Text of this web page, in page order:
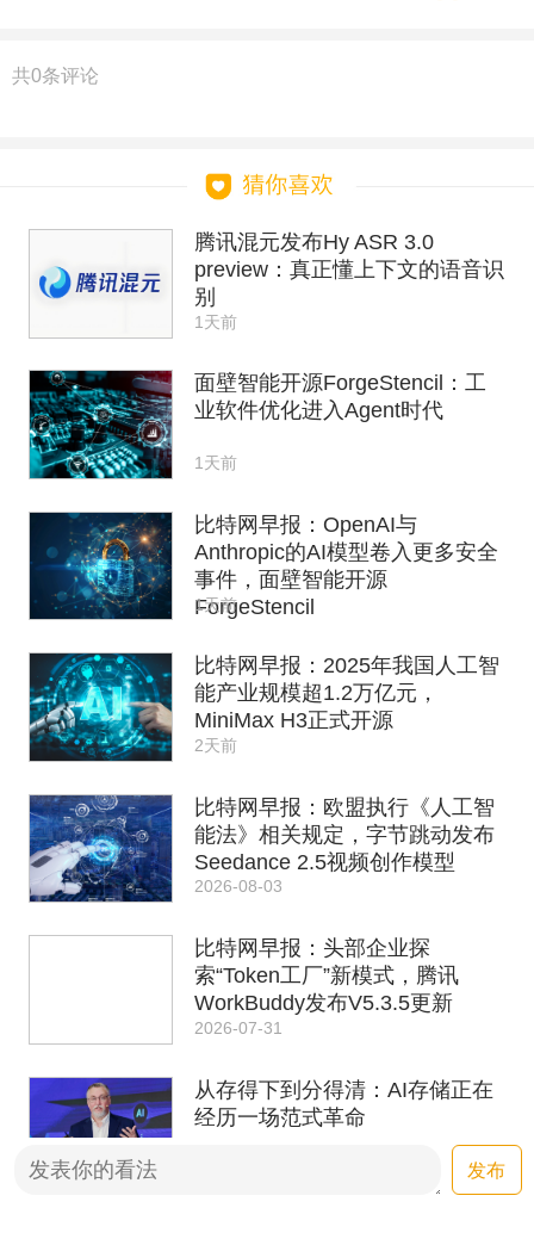
共0条评论
腾讯混元发布Hy ASR 3.0
preview：真正懂上下文的语音识
别
1天前
面壁智能开源ForgeStencil：工
业软件优化进入Agent时代
1天前
比特网早报：OpenAI与
Anthropic的AI模型卷入更多安全
事件，面壁智能开源
ForgeStencil
1天前
比特网早报：2025年我国人工智
能产业规模超1.2万亿元，
MiniMax H3正式开源
2天前
比特网早报：欧盟执行《人工智
能法》相关规定，字节跳动发布
Seedance 2.5视频创作模型
2026-08-03
比特网早报：头部企业探
索“Token工厂”新模式，腾讯
WorkBuddy发布V5.3.5更新
2026-07-31
从存得下到分得清：AI存储正在
经历一场范式革命
发布